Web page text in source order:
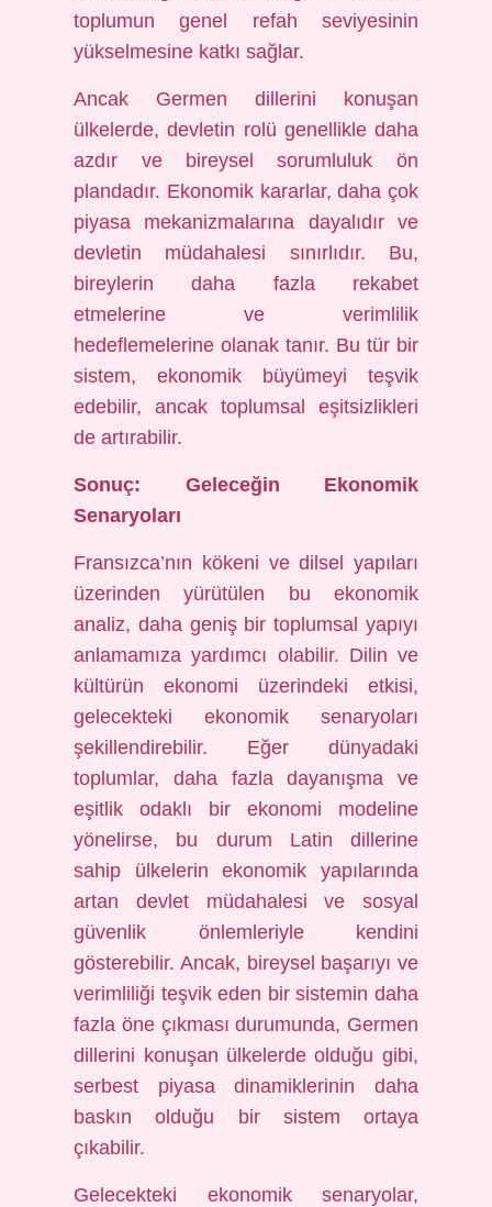
toplumun genel refah seviyesinin
yükselmesine katkı sağlar.
Ancak Germen dillerini konuşan
ülkelerde, devletin rolü genellikle daha
azdır ve bireysel sorumluluk ön
plandadır. Ekonomik kararlar, daha çok
piyasa mekanizmalarına dayalıdır ve
devletin müdahalesi sınırlıdır. Bu,
bireylerin daha fazla rekabet
etmelerine ve verimlilik
hedeflemelerine olanak tanır. Bu tür bir
sistem, ekonomik büyümeyi teşvik
edebilir, ancak toplumsal eşitsizlikleri
de artırabilir.
Sonuç: Geleceğin Ekonomik
Senaryoları
Fransızca’nın kökeni ve dilsel yapıları
üzerinden yürütülen bu ekonomik
analiz, daha geniş bir toplumsal yapıyı
anlamamıza yardımcı olabilir. Dilin ve
kültürün ekonomi üzerindeki etkisi,
gelecekteki ekonomik senaryoları
şekillendirebilir. Eğer dünyadaki
toplumlar, daha fazla dayanışma ve
eşitlik odaklı bir ekonomi modeline
yönelirse, bu durum Latin dillerine
sahip ülkelerin ekonomik yapılarında
artan devlet müdahalesi ve sosyal
güvenlik önlemleriyle kendini
gösterebilir. Ancak, bireysel başarıyı ve
verimliliği teşvik eden bir sistemin daha
fazla öne çıkması durumunda, Germen
dillerini konuşan ülkelerde olduğu gibi,
serbest piyasa dinamiklerinin daha
baskın olduğu bir sistem ortaya
çıkabilir.
Gelecekteki ekonomik senaryolar,